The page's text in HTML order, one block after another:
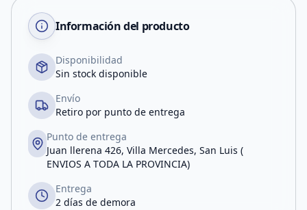
Información del producto
Disponibilidad
Sin stock disponible
Envío
Retiro por punto de entrega
Punto de entrega
Juan llerena 426, Villa Mercedes, San Luis (
ENVIOS A TODA LA PROVINCIA)
Entrega
2 días de demora